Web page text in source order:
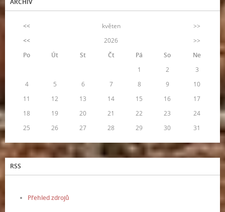
<< květen
>>
<<
2026
>>
Po
Út St Čt Pá So
Ne
1
2
3
4
5 6 7 8 9
10
11
12 13 14 15 16
17
18
19 20 21 22 23
24
25
26 27 28 29 30 31
RSS
Přehled zdrojů